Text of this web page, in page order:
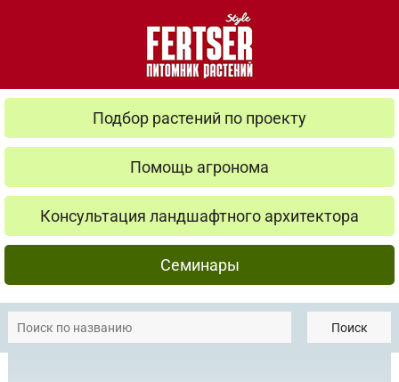
Подбор растений по проекту
Помощь агронома
Консультация ландшафтного архитектора
Семинары
Поиск